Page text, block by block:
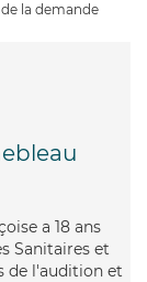
la demande
a 18 ans
Sanitaires et
de l'audition et